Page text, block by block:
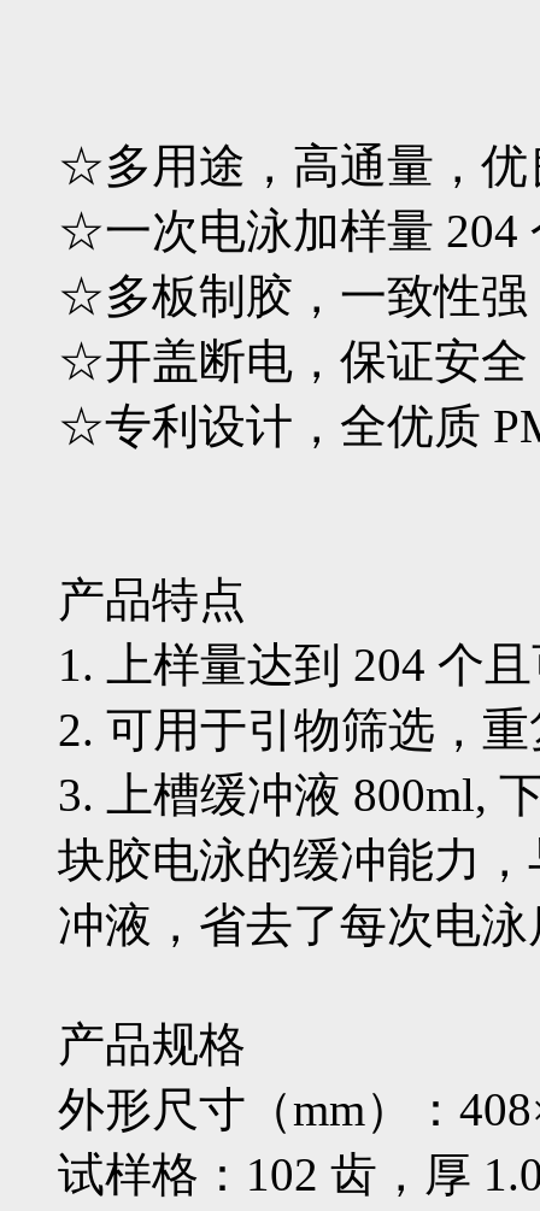
☆多用途，高通量，优
☆一次电泳加样量 204
☆多板制胶，一致性强
☆开盖断电，保证安全
☆专利设计，全优质
产品特点
1. 上样量达到 204 个
2. 可用于引物筛选，
3. 上槽缓冲液 800ml,
块胶电泳的缓冲能力
冲液，省去了每次电
产品规格
外形尺寸（mm）：
试样格：102 齿，厚